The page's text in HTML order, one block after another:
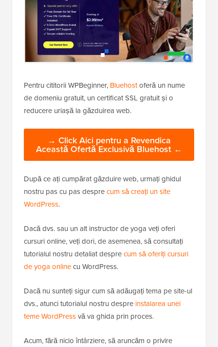
Pentru cititorii WPBeginner, Bluehostoferă un nume
de domeniu gratuit, un certificat SSL gratuit și o
reducere uriașă la găzduirea web.
→ Click Aici pentru a Revendica
Această Ofertă Exclusivă Bluehost ←
După ce ați cumpărat găzduire web, urmați ghidul
nostru pas cu pas desprecum să creați un site
WordPress.
Dacă dvs. sau un alt instructor de yoga veți oferi
cursuri online, veți dori, de asemenea, să consultați
tutorialul nostru detaliat desprecum să oferiți cursuri
de yoga onlinecu WordPress.
Dacă nu sunteți sigur cum să adăugați tema pe site-ul
dvs., atunci tutorialul nostru despre instalarea unei
teme WordPressvă va ghida prin proces.
Acum, fără nicio întârziere, să aruncăm o privire